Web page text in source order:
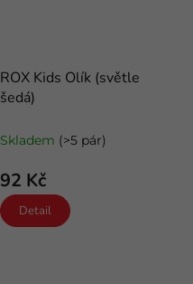
ROX Kids Olík (světle
šedá)
Skladem (>5 pár)
92 Kč
Detail